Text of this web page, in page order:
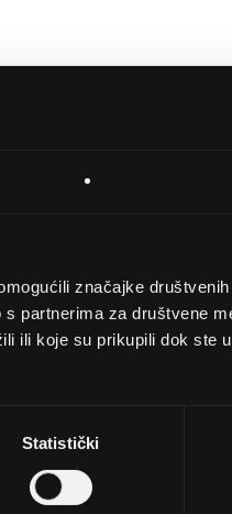
značajke
partnerima za društvene
ili koje su prikupili dok ste
Statistički
KUPNJE
poslovanja
pretraživanje
i povrati